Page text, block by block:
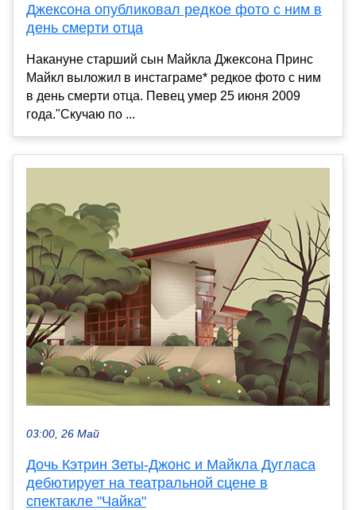
Джексона опубликовал редкое фото с ним в
день смерти отца
Накануне старший сын Майкла Джексона Принс
Майкл выложил в инстаграме* редкое фото с ним
в день смерти отца. Певец умер 25 июня 2009
года."Скучаю по ...
03:00, 26 Май
Дочь Кэтрин Зеты-Джонс и Майкла Дугласа
дебютирует на театральной сцене в
спектакле "Чайка"